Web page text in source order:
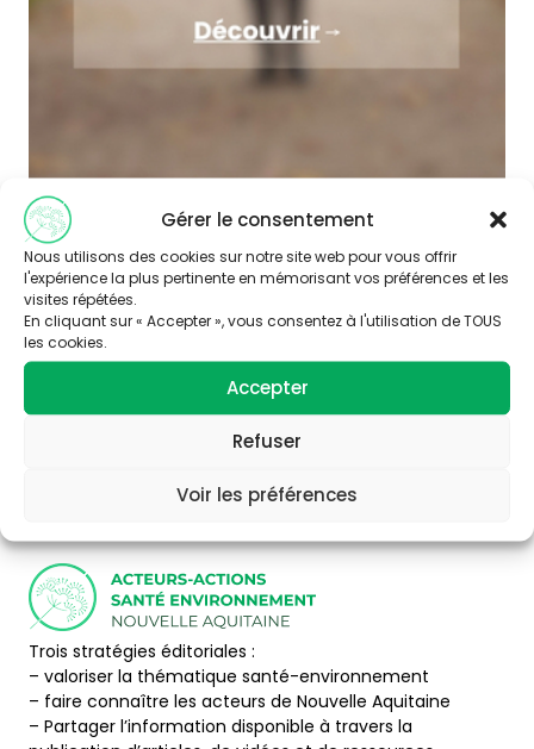
Gérer le consentement
Nous utilisons des cookies sur notre site web pour vous offrir
l'expérience la plus pertinente en mémorisant vos préférences et les
visites répétées.
En cliquant sur « Accepter », vous consentez à l'utilisation de TOUS
les cookies.
Accepter
Refuser
Voir les préférences
Trois stratégies éditoriales :
– valoriser la thématique santé-environnement
– faire connaître les acteurs de Nouvelle Aquitaine
– Partager l’information disponible à travers la